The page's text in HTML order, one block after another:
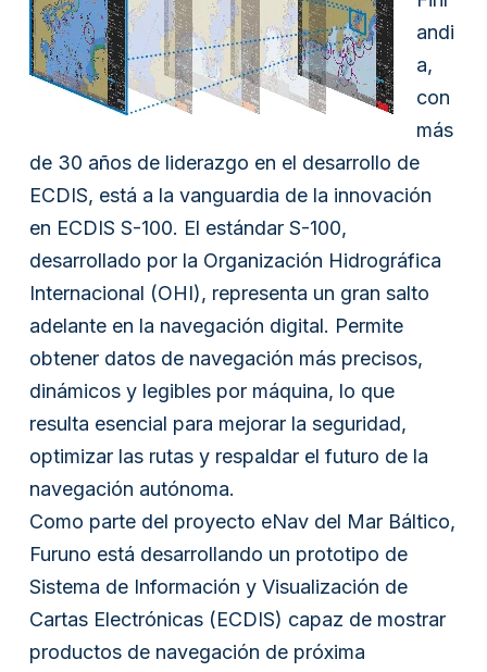
andi
a,
con
más
de 30 años de liderazgo en el desarrollo de
ECDIS, está a la vanguardia de la innovación
en ECDIS S-100. El estándar S-100,
desarrollado por la Organización Hidrográfica
Internacional (OHI), representa un gran salto
adelante en la navegación digital. Permite
obtener datos de navegación más precisos,
dinámicos y legibles por máquina, lo que
resulta esencial para mejorar la seguridad,
optimizar las rutas y respaldar el futuro de la
navegación autónoma.
Como parte del proyecto eNav del Mar Báltico,
Furuno está desarrollando un prototipo de
Sistema de Información y Visualización de
Cartas Electrónicas (ECDIS) capaz de mostrar
productos de navegación de próxima